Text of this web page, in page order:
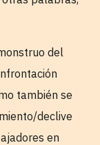
del
también se
declive
en